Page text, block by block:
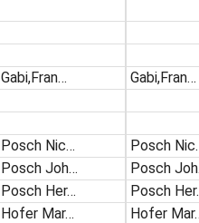
Gabi,Fran…
Posch Nic…
Posch Joh…
Posch Her…
Hofer Mar…
Gabi,Fran…
Posch
Posch
Posch
Hofer